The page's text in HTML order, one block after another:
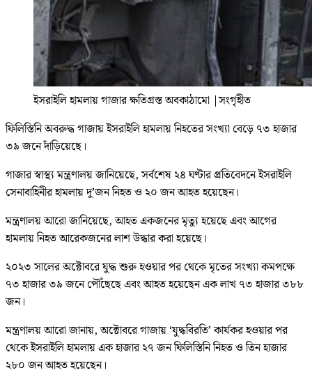
ইসরাইলি হামলায় গাজার ক্ষতিগ্রস্ত অবকাঠামো |সংগৃহীত
ফিলিস্তিনি অবরুদ্ধ গাজায় ইসরাইলি হামলায় নিহতের সংখ্যা বেড়ে ৭৩ হাজার
৩৯ জনে দাঁড়িয়েছে।
গাজার স্বাস্থ্য মন্ত্রণালয় জানিয়েছে, সর্বশেষ ২৪ ঘণ্টার প্রতিবেদনে ইসরাইলি
সেনাবাহিনীর হামলায় দু’জন নিহত ও ২০ জন আহত হয়েছেন।
মন্ত্রণালয় আরো জানিয়েছে, আহত একজনের মৃত্যু হয়েছে এবং আগের
হামলায় নিহত আরেকজনের লাশ উদ্ধার করা হয়েছে।
২০২৩ সালের অক্টোবরে যুদ্ধ শুরু হওয়ার পর থেকে মৃতের সংখ্যা কমপক্ষে
৭৩ হাজার ৩৯ জনে পৌঁছেছে এবং আহত হয়েছেন এক লাখ ৭৩ হাজার ৩৮৮
জন।
মন্ত্রণালয় আরো জানায়, অক্টোবরে গাজায় ‘যুদ্ধবিরতি’ কার্যকর হওয়ার পর
থেকে ইসরাইলি হামলায় এক হাজার ২৭ জন ফিলিস্তিনি নিহত ও তিন হাজার
২৮০ জন আহত হয়েছেন।